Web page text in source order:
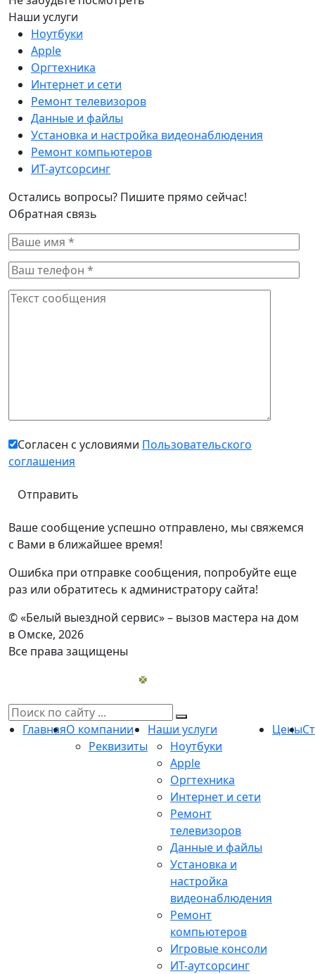
Наши услуги
Ноутбуки
Apple
Оргтехника
Интернет и сети
Ремонт телевизоров
Данные и файлы
Установка и настройка видеонаблюдения
Ремонт компьютеров
ИТ-аутсорсинг
Остались вопросы? Пишите прямо сейчас!
Обратная связь
Согласен с условиями Пользовательского
соглашения
Ваше сообщение успешно отправлено, мы свяжемся
с Вами в ближайшее время!
Ошибка при отправке сообщения, попробуйте еще
раз или обратитесь к администратору сайта!
© «Белый выездной сервис» – вызов мастера на дом
в Омске, 2026
Все права защищены
ГлавнаяО компании
Реквизиты
Наши услуги
Ноутбуки
Apple
Оргтехника
Интернет и сети
Ремонт
телевизоров
Данные и файлы
Установка и
настройка
видеонаблюдения
Ремонт
компьютеров
Игровые консоли
ИТ-аутсорсинг
Цены